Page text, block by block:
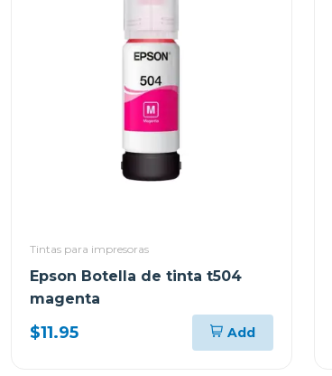
Tintas para impresoras
Epson Botella de tinta t504
magenta
$11.95 Add